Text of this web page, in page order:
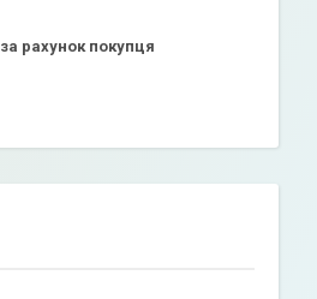
за рахунок покупця